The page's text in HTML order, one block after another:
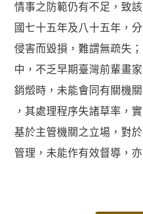
情事之防範仍有不足，致
國七十五年及八十五年，
侵害而毀損，難謂無疏失
中，不乏早期臺灣前輩畫
銷燬時，未能會同有關機
，其處理程序失諸草率，
基於主管機關之立場，對
管理，未能作有效督導，亦